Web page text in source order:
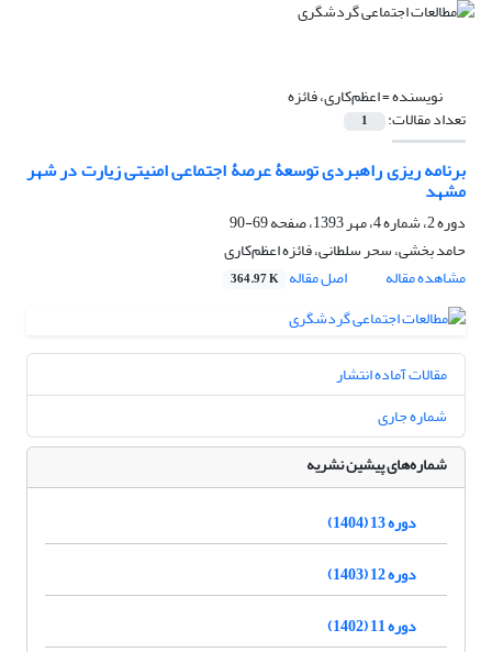
نویسنده =اعظم‌کاری، فائزه
تعداد مقالات: 1
برنامه ریزی راهبردی توسعۀ عرصۀ اجتماعی امنیتی زیارت در شهر
مشهد
دوره 2، شماره 4، مهر 1393، صفحه
69-90
حامد بخشی، سحر سلطانی، فائزه اعظم‌کاری
مشاهده مقاله
اصل مقاله 364.97 K
مقالات آماده انتشار
شماره جاری
شماره‌های پیشین نشریه
دوره 13 (1404)
دوره 12 (1403)
دوره 11 (1402)